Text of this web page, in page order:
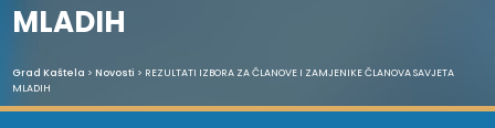
MLADIH
Grad Kaštela > Novosti > REZULTATI IZBORA ZA ČLANOVE I ZAMJENIKE ČLANOVA SAVJETA
MLADIH